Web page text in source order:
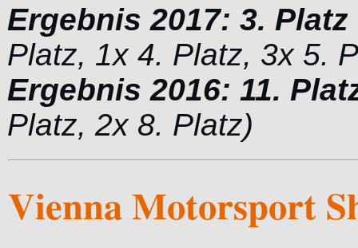
Ergebnis 2017: 3. Platz
Platz, 1x 4. Platz, 3x 5.
Ergebnis 2016: 11.
Platz, 2x 8. Platz)
Vienna Motorsport